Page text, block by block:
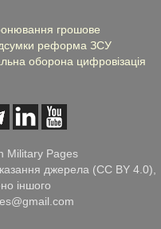
грошове
реформа ЗСУ
оборона цифровізація
Military Pages
джерела (CC BY 4.0),
іншого